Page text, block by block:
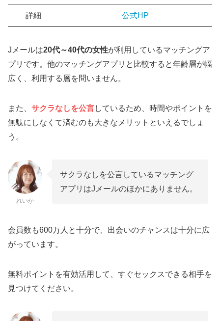
詳細 公式HP
Jメールは20代～40代の女性が利用しているマッチングア
プリです。他のマッチングアプリと比較すると年齢層が幅
広く、利用する層を問いません。
また、 サクラなしを公言しているため、時間やポイントを
無駄にしなくて済むのも大きなメリットといえるでしょ
う。
れいか
サクラなしを公言しているマッチング
アプリはJメールのほかにありません。
会員数も600万人と十分で、出会いのチャンスは十分に広
がっています。
無料ポイントを有効活用して、すぐセックスできる相手を
見つけてください。